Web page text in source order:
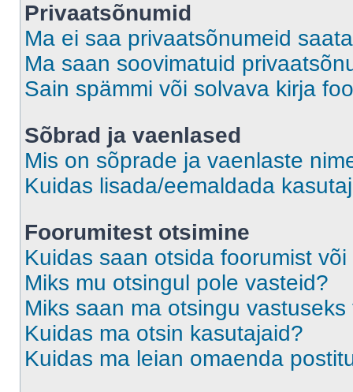
Privaatsõnumid
Ma ei saa privaatsõnumeid
Ma saan soovimatuid
Sain spämmi või solvava kirja
Sõbrad ja vaenlased
Mis on sõprade ja vaenlaste
Kuidas lisada/eemaldada
Foorumitest otsimine
Kuidas saan otsida foorumist
Miks mu otsingul pole vasteid?
Miks saan ma otsingu
Kuidas ma otsin kasutajaid?
Kuidas ma leian omaenda